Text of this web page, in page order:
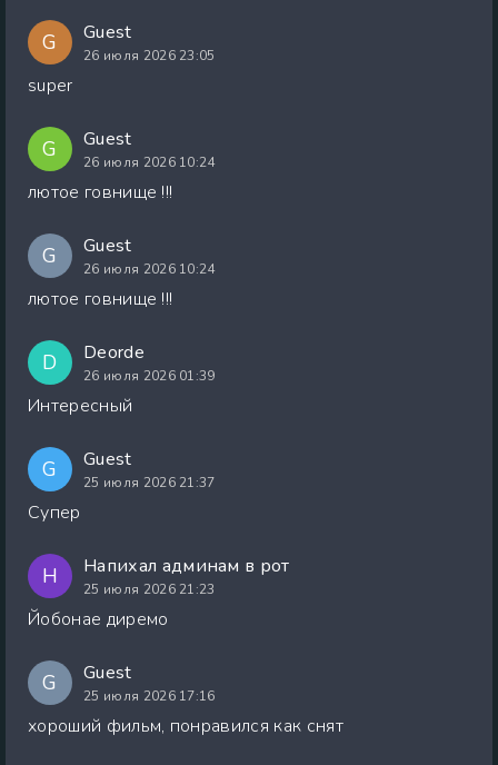
G Guest
26 июля 2026 23:05
super
G Guest
26 июля 2026 10:24
лютое говнище !!!
G Guest
26 июля 2026 10:24
лютое говнище !!!
D Deorde
26 июля 2026 01:39
Интересный
G Guest
25 июля 2026 21:37
Супер
Н Напихал админам в рот
25 июля 2026 21:23
Йобонае диремо
G Guest
25 июля 2026 17:16
хороший фильм, понравился как снят